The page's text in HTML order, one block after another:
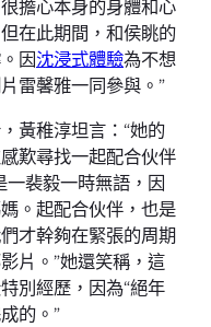
擔心本身的身體和心
在此期間，和侯眺的
因沈浸式體驗為不想
雷馨雅一同參與。”
黃稚淳坦言：“她的
歎尋找一起配合伙伴
裴毅一時無語，因
。起配合伙伴，也是
才幹夠在緊張的周期
片。”她還笑稱，這
別經歷，因為“絕年
的。”